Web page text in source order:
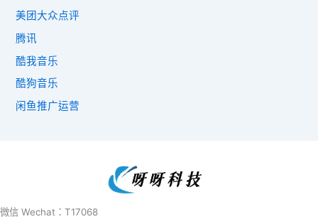
美团大众点评
腾讯
酷我音乐
酷狗音乐
闲鱼推广运营
微信 Wechat：T17068